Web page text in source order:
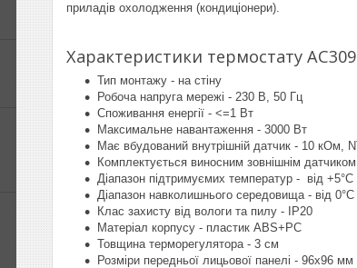
приладів охолодження (кондиціонери).
Характеристики термостату AC309
Тип монтажу - на стіну
Робоча напруга мережі - 230 В, 50 Гц
Споживання енергії - <=1 Вт
Максимальне навантаження - 3000 Вт
Має вбудований внутрішній датчик - 10 кОм,
Комплектується виносним зовнішнім
Діапазон підтримуємих температур - від +5°C
Діапазон навколишнього середовища - від
Клас захисту від вологи та пилу - IP20
Матеріал корпусу - пластик ABS+PC
Товщина терморегулятора - 3 см
Розміри передньої лицьової панелі - 96х96 мм